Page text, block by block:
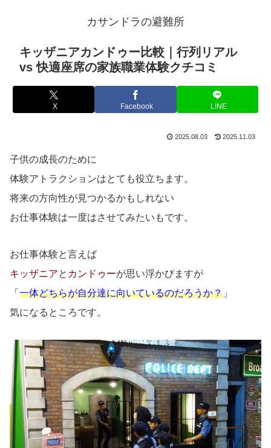
カサンドラの避難所
キッザニアカンドゥー比較｜行列リアル
vs 快適座席の家族職業体験クチコミ
X Facebook LINE
2025.08.03 2025.11.03
子供の成長のために
体験アトラクションはとても役立ちます。
将来の方向性が見つかるかもしれない
お仕事体験は一度はさせてみたいもです。
お仕事体験と言えば
キッザニアと カンドゥーが思い浮かびますが
「 一体どちらが自分達に向いているのだろうか？ 」
気になるところです。